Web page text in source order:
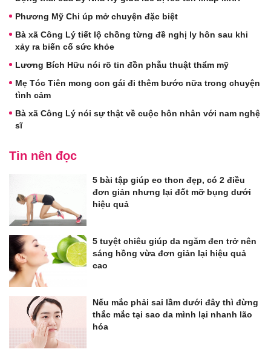
Phương Mỹ Chi úp mở chuyện đặc biệt
Bà xã Công Lý tiết lộ chồng từng đề nghị ly hôn sau khi
xảy ra biến cố sức khỏe
Lương Bích Hữu nói rõ tin đồn phẫu thuật thẩm mỹ
Mẹ Tóc Tiên mong con gái đi thêm bước nữa trong chuyện
tình cảm
Bà xã Công Lý nói sự thật về cuộc hôn nhân với nam nghệ
sĩ
Tin nên đọc
5 bài tập giúp eo thon đẹp, có 2 điều
đơn giản nhưng lại đốt mỡ bụng dưới
hiệu quả
5 tuyệt chiêu giúp da ngăm đen trở nên
sáng hồng vừa đơn giản lại hiệu quả
cao
Nếu mắc phải sai lầm dưới đây thì đừng
thắc mắc tại sao da mình lại nhanh lão
hóa